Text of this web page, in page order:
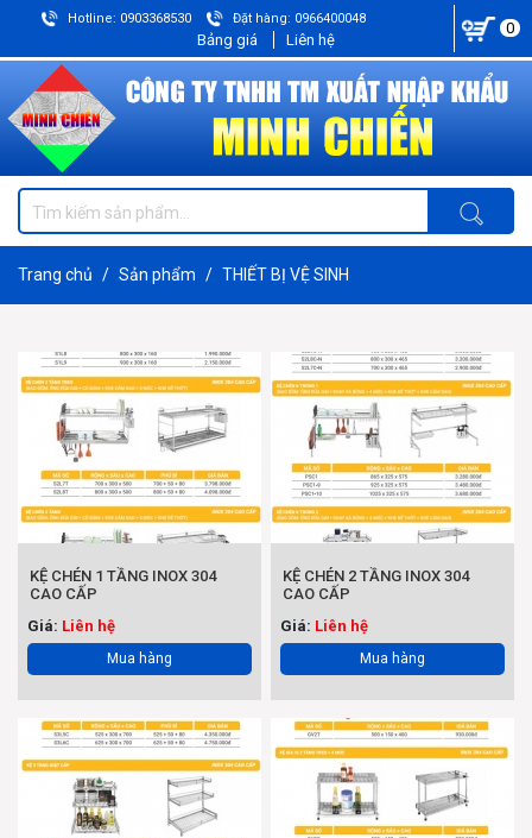
Hotline: 0903368530 Đặt hàng: 0966400048
0
Bảng giá Liên hệ
Trang chủ Sản phẩm THIẾT BỊ VỆ SINH
KỆ CHÉN 1 TẦNG INOX 304
CAO CẤP
Giá: Liên hệ
Mua hàng
KỆ CHÉN 2 TẦNG INOX 304
CAO CẤP
Giá: Liên hệ
Mua hàng